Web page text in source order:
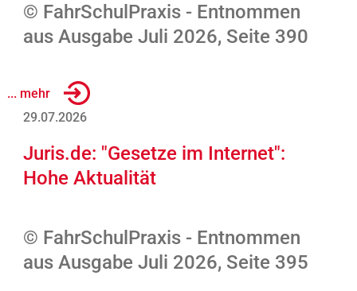
© FahrSchulPraxis - Entnommen
aus Ausgabe Juli 2026, Seite 390
... mehr
29.07.2026
Juris.de: "Gesetze im Internet":
Hohe Aktualität
© FahrSchulPraxis - Entnommen
aus Ausgabe Juli 2026, Seite 395